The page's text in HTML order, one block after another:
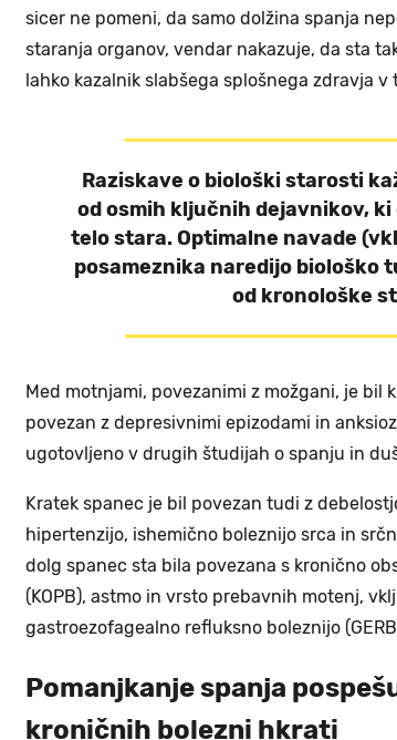
sicer ne pomeni, da samo dolžina spanja
staranja organov, vendar nakazuje, da sta
lahko kazalnik slabšega splošnega zdravja v
Raziskave o biološki starosti
od osmih ključnih dejavnikov,
telo stara. Optimalne navade
posameznika naredijo biološko
od kronološke
Med motnjami, povezanimi z možgani, je bil
povezan z depresivnimi epizodami in
ugotovljeno v drugih študijah o spanju in
Kratek spanec je bil povezan tudi z
hipertenzijo, ishemično boleznijo srca in
dolg spanec sta bila povezana s kronično
(KOPB), astmo in vrsto prebavnih motenj,
gastroezofagealno refluksno boleznijo
Pomanjkanje spanja
kroničnih bolezni hkrati